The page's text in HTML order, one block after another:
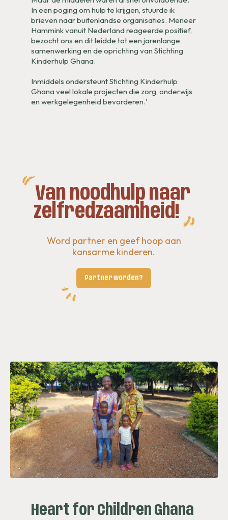
In een poging om hulp te krijgen, stuurde ik
brieven naar buitenlandse organisaties. Meneer
Hammink vanuit Nederland reageerde positief,
bezocht ons en dit leidde tot een jarenlange
samenwerking en de oprichting van Stichting
Kinderhulp Ghana.
Inmiddels ondersteunt Stichting Kinderhulp
Ghana veel lokale projecten die zorg, onderwijs
en werkgelegenheid bevorderen.'
Van noodhulp naar
zelfredzaamheid!
Word partner en geef hoop aan
kansarme kinderen.
Partner worden?
Heart for Children Ghana